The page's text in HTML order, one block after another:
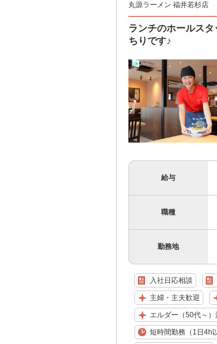
丸源ラーメン 福井若杉店
ランチのホールス
ちりです♪
給与
職種
勤務地
入社日応相談
主婦・主夫歓迎
エルダー（50代～）
短時間勤務（1日4h